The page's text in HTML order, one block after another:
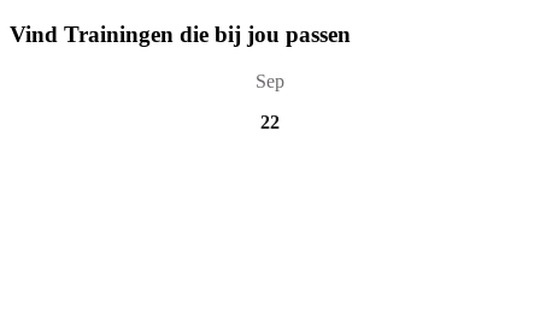
Vind Trainingen die bij jou passen
Sep
22